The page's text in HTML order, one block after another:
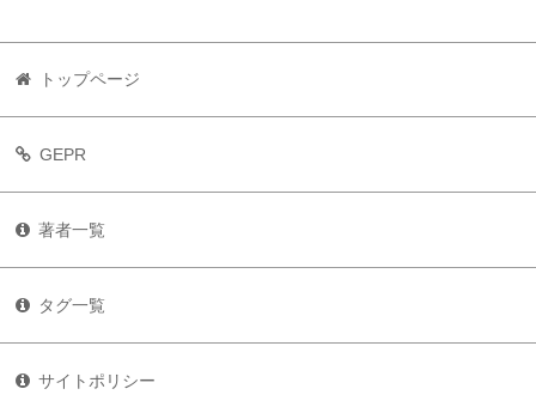
トップページ
GEPR
著者一覧
タグ一覧
サイトポリシー